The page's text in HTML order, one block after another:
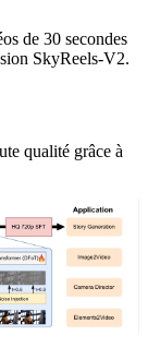
de 30 secondes
SkyReels-V2.
qualité grâce à